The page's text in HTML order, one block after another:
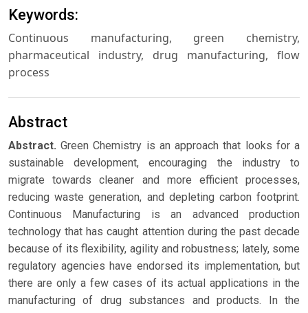
Keywords:
Continuous manufacturing, green chemistry,
pharmaceutical industry, drug manufacturing, flow
process
Abstract
Abstract. Green Chemistry is an approach that looks for a
sustainable development, encouraging the industry to
migrate towards cleaner and more efficient processes,
reducing waste generation, and depleting carbon footprint.
Continuous Manufacturing is an advanced production
technology that has caught attention during the past decade
because of its flexibility, agility and robustness; lately, some
regulatory agencies have endorsed its implementation, but
there are only a few cases of its actual applications in the
manufacturing of drug substances and products. In the